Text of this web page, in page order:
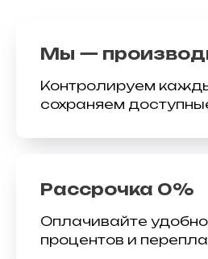
Мы —
Контролируем
сохраняем
Рассрочка 0%
Оплачивайте
процентов и